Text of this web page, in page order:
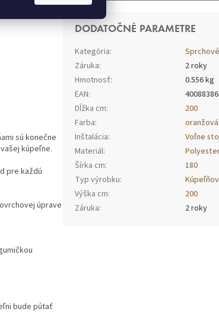
sú konečne
kúpeľne.
pre každú
úprave
bude pútať
DODATOČNÉ PARAMETRE
Kategória:
Záruka:
2 roky
Hmotnosť:
0.556 kg
EAN:
Dĺžka cm:
200
Farba:
oranžová
Inštalácia:
Voľne
Materiál:
Šírka cm:
180
Typ výrobku:
Výška cm:
200
Záruka: 2 roky